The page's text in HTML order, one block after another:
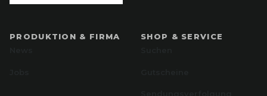
PRODUKTION & FIRMA
SHOP & SERVICE